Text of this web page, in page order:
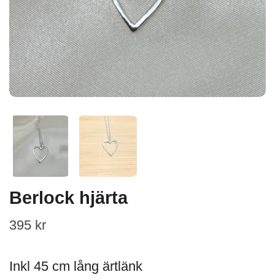
Berlock hjärta
395 kr
Inkl 45 cm lång ärtlänk